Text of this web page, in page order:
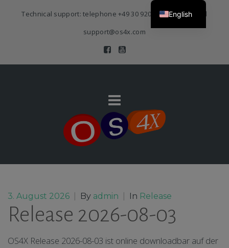
Technical support: telephone+49 30 920 383 3468| E-Mail
support@os4x.com
3. August 2026 By admin In Release
Release 2026-08-03
OS4X Release 2026-08-03 ist online downloadbar auf der
English